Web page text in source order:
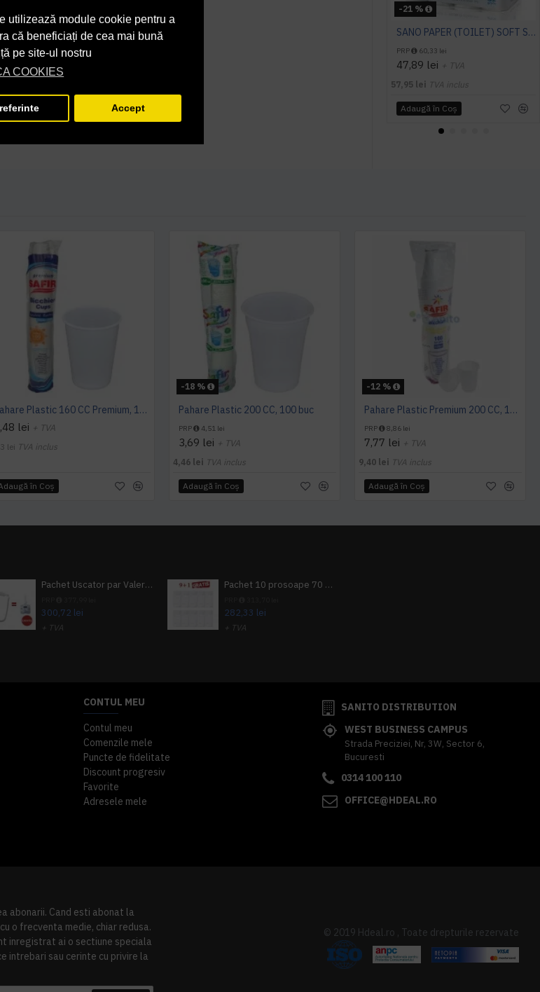
utilizează module cookie pentru a
că beneficiați de cea mai bună
pe site-ul nostru
COOKIES
Accept
-21 %
SANO PAPER (TOILET) SOFT SILK WHITE 2 straturi 32 role/bax
PRP 60,33 lei
47,89 lei + TVA
57,95 lei TVA inclus
Adaugă în Coş
Pahare Plastic 160 CC Premium, 100 buc/set
lei + TVA
lei TVA inclus
în Coş
-18 %
Pahare Plastic 200 CC, 100 buc
PRP 4,51 lei
3,69 lei + TVA
4,46 lei TVA inclus
Adaugă în Coş
-12 %
Pahare Plastic Premium 200 CC, 100 buc/set
PRP 8,86 lei
7,77 lei + TVA
9,40 lei TVA inclus
Adaugă în Coş
Pachet Uscator par Valera Action Super Plus + GRATUIT Sampon si gel de dus Tork
300,72 lei
+ TVA
Pachet 10 prosoape 70 x 140cm 9 + 1 gratuit
282,33 lei
+ TVA
CONTUL MEU
Contul meu
Comenzile mele
Puncte de fidelitate
Discount progresiv
Favorite
Adresele mele
SANITO DISTRIBUTION
WEST BUSINESS CAMPUS
Strada Preciziei, Nr, 3W, Sector 6,
Bucuresti
0314 100 110
OFFICE@HDEAL.RO
abonarii. Cand esti abonat la
o frecventa medie, chiar redusa.
inregistrat ai o sectiune speciala
intrebari sau cerinte cu privire la
© 2019 Hdeal.ro , Toate drepturile rezervate